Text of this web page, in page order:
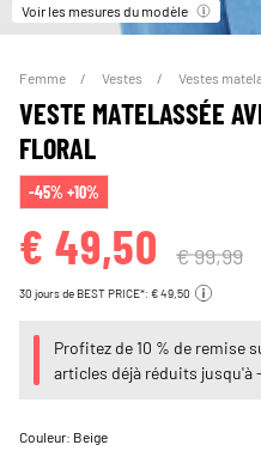
Voir les mesures du modèle
Femme Vestes Vestes
VESTE MATELASSÉE
FLORAL
-45% +10%
€ 49,50 € 99,99
30 jours de BEST PRICE*: € 49,50
Profitez de 10 % de remise
articles déjà réduits jusqu'à
Couleur: Beige